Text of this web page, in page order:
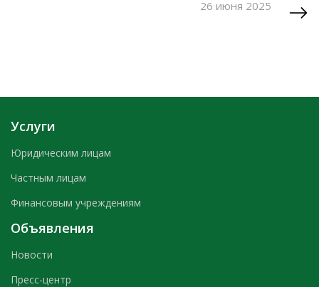
26 июня 2025
Услуги
Юридическим лицам
Частным лицам
Финансовым учреждениям
Объявления
Новости
Пресс-центр